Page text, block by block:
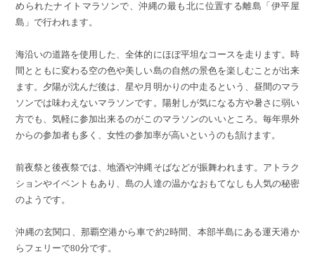
められたナイトマラソンで、沖縄の最も北に位置する離島「 伊平屋
島」で行われます。
海沿いの道路を使用した、全体的にほぼ平坦なコースを走ります。時
間とともに変わる空の色や美しい島の自然の景色を楽しむことが出来
ます。夕陽が沈んだ後は、星や月明かりの中走るという、昼間のマラ
ソンでは味わえないマラソンです。陽射しが気になる方や暑さに弱い
方でも、気軽に参加出来るのがこのマラソンのいいところ。毎年県外
からの参加者も多く、女性の参加率が高いというのも頷けます。
前夜祭と後夜祭では、地酒や沖縄そばなどが振舞われます。アトラク
ションやイベントもあり、島の人達の温かなおもてなしも人気の秘密
のようです。
沖縄の玄関口、那覇空港から車で約2時間、本部半島にある運天港か
らフェリーで80分です。